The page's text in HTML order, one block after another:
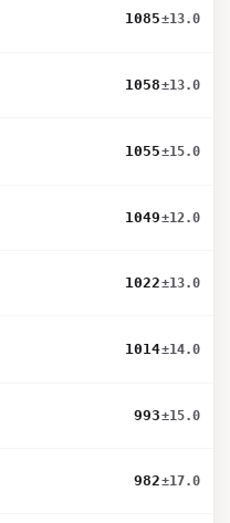
1085±13.0
1058±13.0
1055±15.0
1049±12.0
1022±13.0
1014±14.0
993±15.0
982±17.0